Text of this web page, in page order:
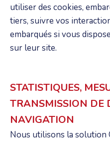
utiliser des cookies,
tiers, suivre vos
embarqués si vous
sur leur site.
STATISTIQUES,
TRANSMISSION DE
NAVIGATION
Nous utilisons la solution